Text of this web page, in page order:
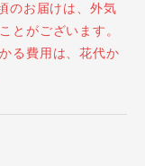
のお届けは、外気
とがございます。
る費用は、花代か